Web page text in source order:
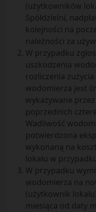
(użytkowników
Spółdzielni,
kolejności na
należności za
W przypadku
uszkodzenia
rozliczenia
wodomierza jest
wykazywane
poprzednich
Wadliwość
potwierdzona
wykonaną na
lokalu w
W przypadku
wodomierza na
(użytkownik
miesiąca od daty